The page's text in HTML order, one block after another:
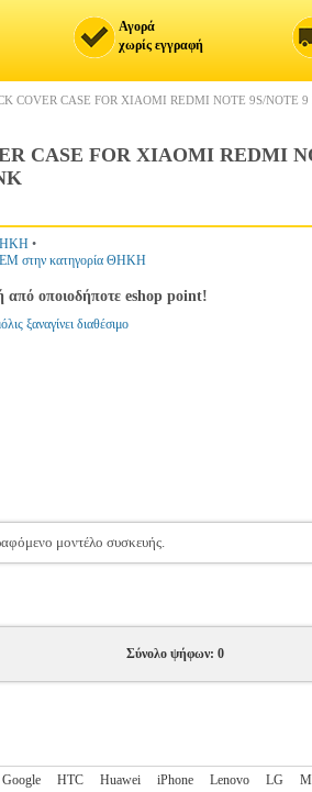
Αγορά
χωρίς εγγραφή
COVER CASE FOR XIAOMI REDMI NOTE 9S/NOTE 9
CASE FOR XIAOMI REDMI
•
στην κατηγορία ΘΗΚΗ
από οποιοδήποτε eshop point!
ξαναγίνει διαθέσιμο
μοντέλο συσκευής.
Σύνολο ψήφων: 0
Google HTC Huawei iPhone Lenovo LG